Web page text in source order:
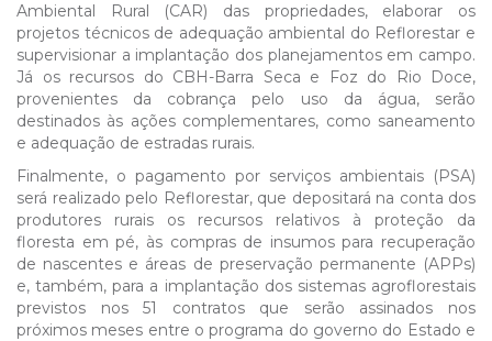
Ambiental Rural (CAR) das propriedades, elaborar os
projetos técnicos de adequação ambiental do Reflorestar e
supervisionar a implantação dos planejamentos em campo.
Já os recursos do CBH-Barra Seca e Foz do Rio Doce,
provenientes da cobrança pelo uso da água, serão
destinados às ações complementares, como saneamento
e adequação de estradas rurais.
Finalmente, o pagamento por serviços ambientais (PSA)
será realizado pelo Reflorestar, que depositará na conta dos
produtores rurais os recursos relativos à proteção da
floresta em pé, às compras de insumos para recuperação
de nascentes e áreas de preservação permanente (APPs)
e, também, para a implantação dos sistemas agroflorestais
previstos nos 51 contratos que serão assinados nos
próximos meses entre o programa do governo do Estado e